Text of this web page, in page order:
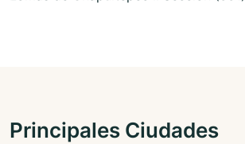
Principales Ciudades